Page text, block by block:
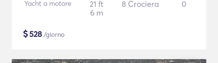
Yacht a motore
21 ft
6 m
8 Crociera 0
$528 /giorno